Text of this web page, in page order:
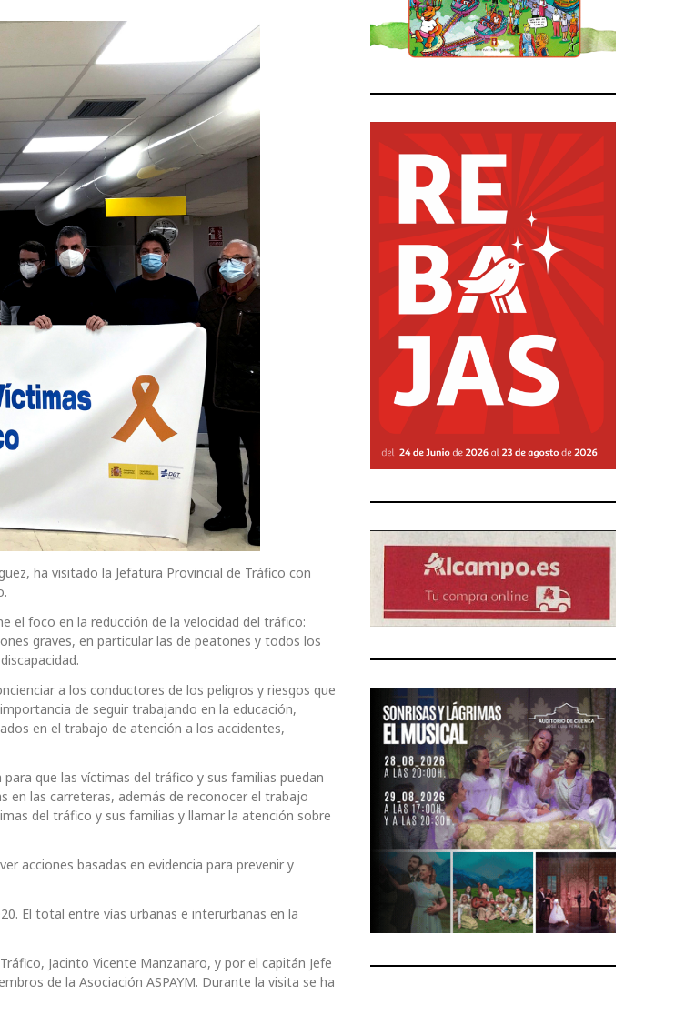
ha visitado la Jefatura Provincial de Tráfico con
el foco en la reducción de la velocidad del tráfico:
graves, en particular las de peatones y todos los
a los conductores de los peligros y riesgos que
de seguir trabajando en la educación,
en el trabajo de atención a los accidentes,
que las víctimas del tráfico y sus familias puedan
en las carreteras, además de reconocer el trabajo
del tráfico y sus familias y llamar la atención sobre
acciones basadas en evidencia para prevenir y
El total entre vías urbanas e interurbanas en la
Jacinto Vicente Manzanaro, y por el capitán Jefe
de la Asociación ASPAYM. Durante la visita se ha